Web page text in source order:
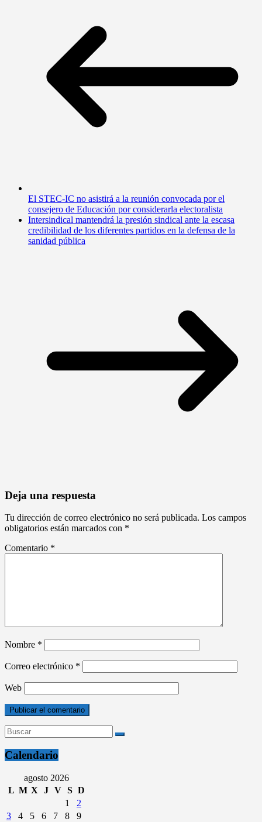
El STEC-IC no asistirá a la reunión convocada por el
consejero de Educación por considerarla electoralista
Intersindical mantendrá la presión sindical ante la escasa
credibilidad de los diferentes partidos en la defensa de la
sanidad pública
Deja una respuesta
Tu dirección de correo electrónico no será publicada. Los campos
obligatorios están marcados con *
Comentario *
Nombre *
Correo electrónico *
Web
Calendario
agosto 2026
L M X J V S D
1
2
3
4 5 6 7 8
9